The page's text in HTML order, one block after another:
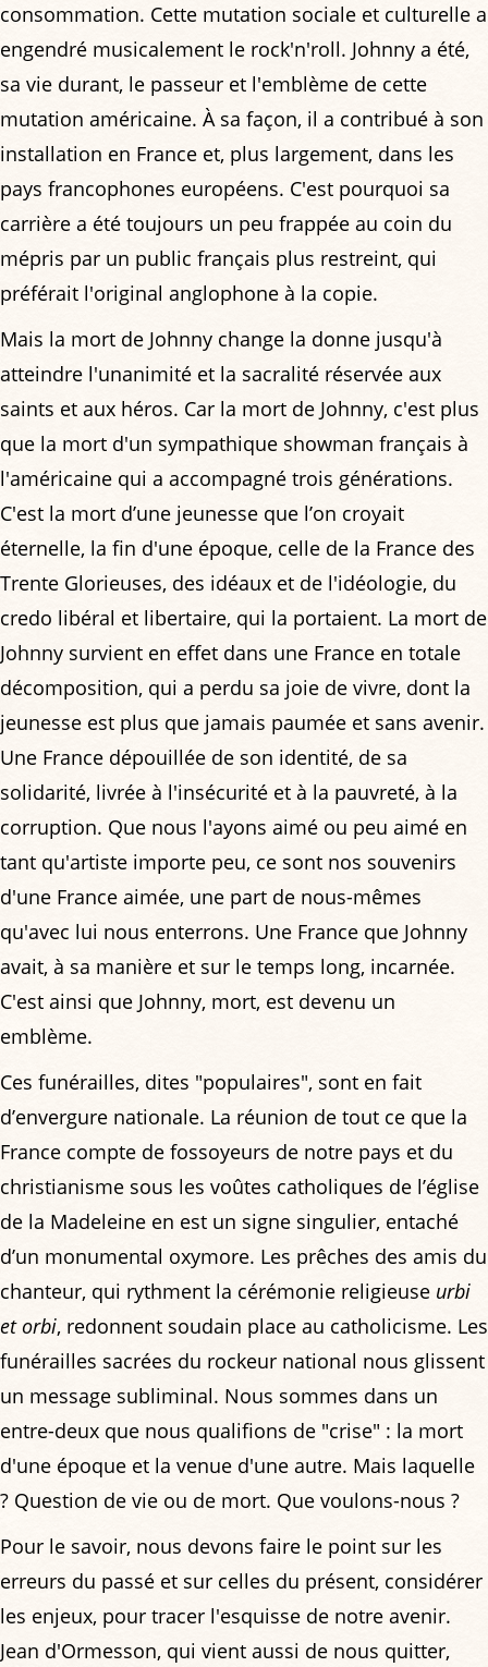
consommation. Cette mutation sociale et culturelle a
engendré musicalement le rock'n'roll. Johnny a été,
sa vie durant, le passeur et l'emblème de cette
mutation américaine. À sa façon, il a contribué à son
installation en France et, plus largement, dans les
pays francophones européens. C'est pourquoi sa
carrière a été toujours un peu frappée au coin du
mépris par un public français plus restreint, qui
préférait l'original anglophone à la copie.
Mais la mort de Johnny change la donne jusqu'à
atteindre l'unanimité et la sacralité réservée aux
saints et aux héros. Car la mort de Johnny, c'est plus
que la mort d'un sympathique showman français à
l'américaine qui a accompagné trois générations.
C'est la mort d’une jeunesse que l’on croyait
éternelle, la fin d'une époque, celle de la France des
Trente Glorieuses, des idéaux et de l'idéologie, du
credo libéral et libertaire, qui la portaient. La mort de
Johnny survient en effet dans une France en totale
décomposition, qui a perdu sa joie de vivre, dont la
jeunesse est plus que jamais paumée et sans avenir.
Une France dépouillée de son identité, de sa
solidarité, livrée à l'insécurité et à la pauvreté, à la
corruption. Que nous l'ayons aimé ou peu aimé en
tant qu'artiste importe peu, ce sont nos souvenirs
d'une France aimée, une part de nous-mêmes
qu'avec lui nous enterrons. Une France que Johnny
avait, à sa manière et sur le temps long, incarnée.
C'est ainsi que Johnny, mort, est devenu un
emblème.
Ces funérailles, dites "populaires", sont en fait
d’envergure nationale. La réunion de tout ce que la
France compte de fossoyeurs de notre pays et du
christianisme sous les voûtes catholiques de l’église
de la Madeleine en est un signe singulier, entaché
d’un monumental oxymore. Les prêches des amis du
chanteur, qui rythment la cérémonie religieuse urbi
et orbi, redonnent soudain place au catholicisme. Les
funérailles sacrées du rockeur national nous glissent
un message subliminal. Nous sommes dans un
entre-deux que nous qualifions de "crise" : la mort
d'une époque et la venue d'une autre. Mais laquelle
? Question de vie ou de mort. Que voulons-nous ?
Pour le savoir, nous devons faire le point sur les
erreurs du passé et sur celles du présent, considérer
les enjeux, pour tracer l'esquisse de notre avenir.
Jean d'Ormesson, qui vient aussi de nous quitter,